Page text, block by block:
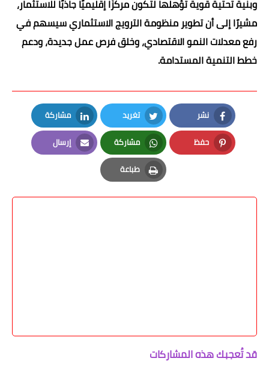
وبنية تحتية قوية تؤهلها لتكون مركزًا إقليميًا جاذبًا للاستثمار،
مشيرًا إلى أن تطوير منظومة الترويج الاستثماري سيسهم في
رفع معدلات النمو الاقتصادي، وخلق فرص عمل جديدة، ودعم
خطط التنمية المستدامة.
نشر
Facebook
تغريد
Twitter
مشاركة
LinkedIn
حفظ
Pinterest
مشاركة
Whatsapp
إرسال
Email
طباعة
Print
قد تُعجبك هذه المشاركات